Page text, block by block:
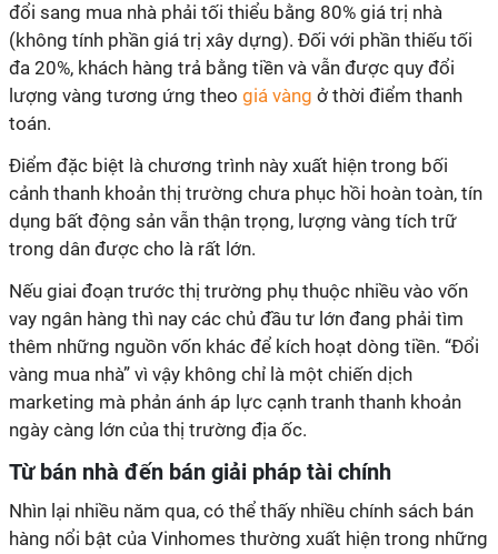
đổi sang mua nhà phải tối thiểu bằng 80% giá trị nhà
(không tính phần giá trị xây dựng). Đối với phần thiếu tối
đa 20%, khách hàng trả bằng tiền và vẫn được quy đổi
lượng vàng tương ứng theo giá vàng ở thời điểm thanh
toán.
Điểm đặc biệt là chương trình này xuất hiện trong bối
cảnh thanh khoản thị trường chưa phục hồi hoàn toàn, tín
dụng bất động sản vẫn thận trọng, lượng vàng tích trữ
trong dân được cho là rất lớn.
Nếu giai đoạn trước thị trường phụ thuộc nhiều vào vốn
vay ngân hàng thì nay các chủ đầu tư lớn đang phải tìm
thêm những nguồn vốn khác để kích hoạt dòng tiền. “Đổi
vàng mua nhà” vì vậy không chỉ là một chiến dịch
marketing mà phản ánh áp lực cạnh tranh thanh khoản
ngày càng lớn của thị trường địa ốc.
Từ bán nhà đến bán giải pháp tài chính
Nhìn lại nhiều năm qua, có thể thấy nhiều chính sách bán
hàng nổi bật của Vinhomes thường xuất hiện trong những